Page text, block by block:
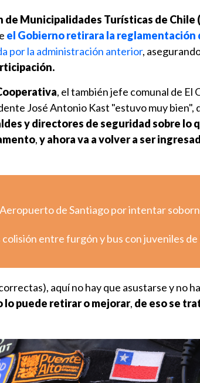
Municipalidades Turísticas de Chile
el Gobierno retirara la reglamentación
por la administración anterior,
, el también jefe comunal de El
José Antonio Kast "estuvo muy bien",
y directores de seguridad sobre lo
,y ahora va a volver a ser
de Santiago por intentar
entre furgón y bus con juveniles
aquí no hay que asustarse y no
lo puede retirar o mejorar, de eso se